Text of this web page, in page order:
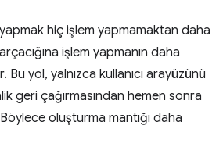
hiç işlem yapmamaktan daha
işlem yapmanın daha
Bu yol, yalnızca kullanıcı arayüzünü
geri çağırmasından hemen sonra
oluşturma mantığı daha